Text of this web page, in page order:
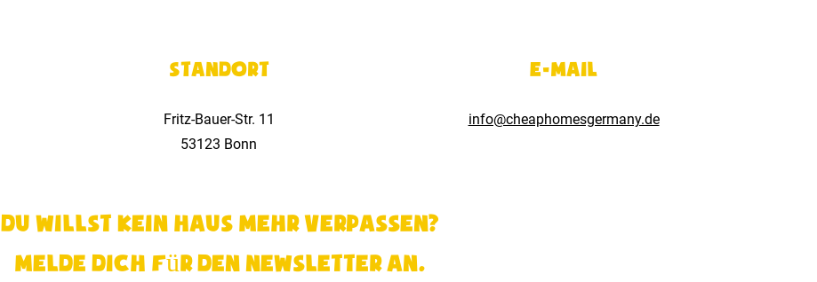
standort
Fritz-Bauer-Str. 11
53123 Bonn
E-Mail
info@cheaphomesgermany.de
Du willst kein haus mehr verpassen?
melde dich für den Newsletter an.